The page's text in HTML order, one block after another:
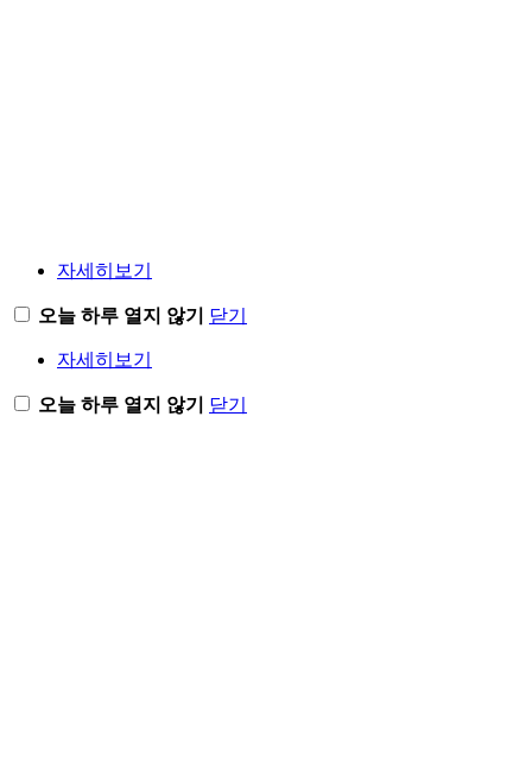
자세히보기
오늘 하루 열지 않기 닫기
자세히보기
오늘 하루 열지 않기 닫기